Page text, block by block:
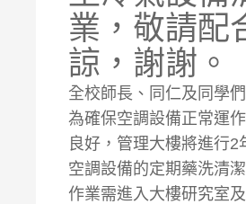
業，敬請配
諒，謝謝。
全校師長、同仁及同學
為確保空調設備正常運
良好，管理大樓將進行2
空調設備的定期藥洗清
作業需進入大樓研究室